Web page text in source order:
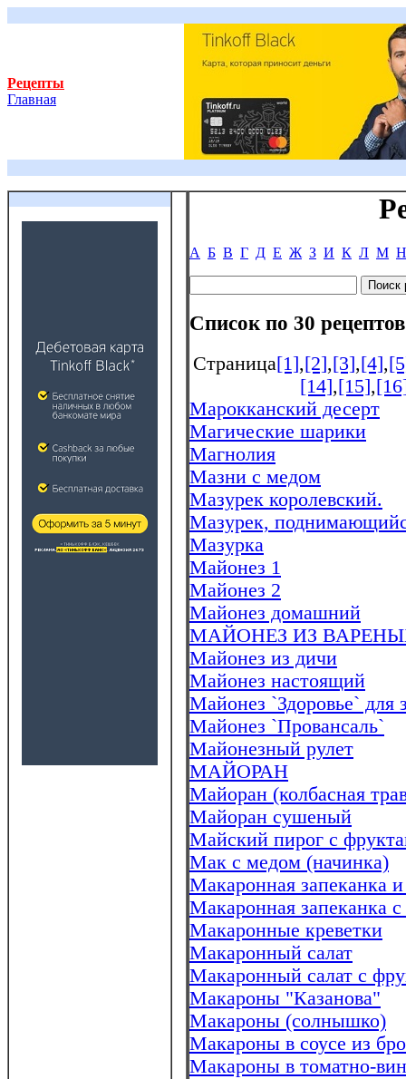
Рецепты
Главная
А Б В Г Д Е Ж З И К Л М Н
Список по 30
Страница[1],[2],[3],[4],
[14],[15],
Маpокканский десеpт
Магические шарики
Магнолия
Мазни с медом
Мазурек королевский.
Мазурек,
Мазурка
Майонез 1
Майонез 2
Майонез домашний
МАЙОНЕЗ ИЗ
Майонез из дичи
Майонез настоящий
Майонез `Здоровье` для
Майонез `Провансаль`
Майонезный рулет
МАЙОРАН
Майоран (колбасная
Майоран сушеный
Майский пирог с
Мак с медом (начинка)
Макаронная запеканка
Макаронная запеканка
Макаронные креветки
Макаронный салат
Макаронный салат с
Макароны "Казанова"
Макароны (солнышко)
Макароны в соусе из
Макароны в томатно-